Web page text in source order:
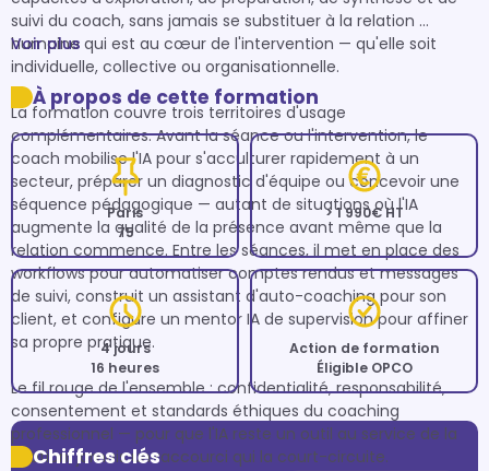
suivi du coach, sans jamais se substituer à la relation
humaine qui est au cœur de l'intervention — qu'elle soit
individuelle, collective ou organisationnelle.
La formation couvre trois territoires d'usage
complémentaires. Avant la séance ou l'intervention, le
coach mobilise l'IA pour s'acculturer rapidement à un
secteur, préparer un diagnostic d'équipe ou concevoir une
séquence pédagogique — autant de situations où l'IA
augmente la qualité de la présence avant même que la
relation commence. Entre les séances, il met en place des
workflows pour automatiser comptes rendus et messages
de suivi, construit un assistant d'auto-coaching pour son
client, et configure un mentor IA de supervision pour affiner
sa propre pratique.
Le fil rouge de l'ensemble : confidentialité, responsabilité,
consentement et standards éthiques du coaching
professionnel — pour que l'IA reste un outil au service de la
relation, jamais un raccourci qui la court-circuite.
Voir plus
À propos de cette formation
Paris
75
> 1 990€ HT
4 jours
16 heures
Action de formation
Éligible OPCO
Chiffres clés